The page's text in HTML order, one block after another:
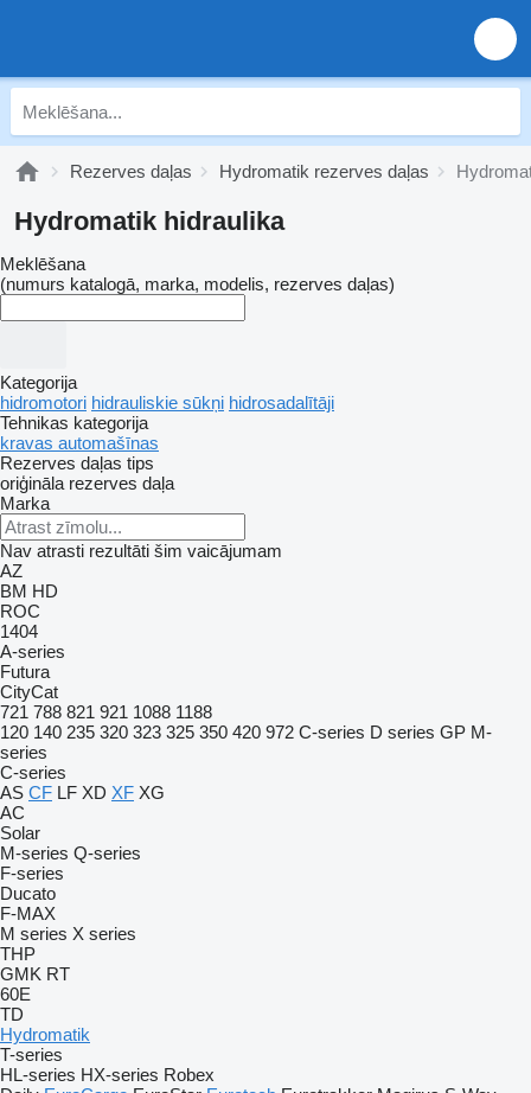
Rezerves daļas Hydromatik rezerves daļas
Hydromatik hidraulika
Meklēšana
(numurs katalogā, marka, modelis, rezerves daļas)
Kategorija
hidromotori hidrauliskie sūkņi hidrosadalītāji
Tehnikas kategorija
kravas automašīnas
Rezerves daļas tips
oriģināla rezerves daļa
Marka
Nav atrasti rezultāti šim vaicājumam
AZ
BM HD
ROC
1404
A-series
Futura
CityCat
721 788 821 921 1088 1188
120 140 235 320 323 325 350 420 972 C-series D series GP M-
series
C-series
AS CF LF XD XF XG
AC
Solar
M-series Q-series
F-series
Ducato
F-MAX
M series X series
THP
GMK RT
60E
TD
Hydromatik
T-series
HL-series HX-series Robex